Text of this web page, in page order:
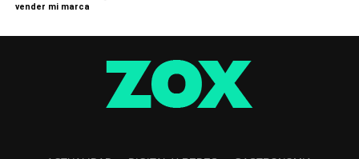
vender mi marca